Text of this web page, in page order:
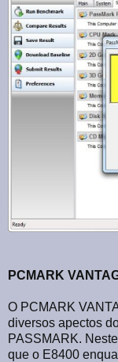
PCMARK
O PCMARK
diversos apectos
PASSMARK.
que o E8400